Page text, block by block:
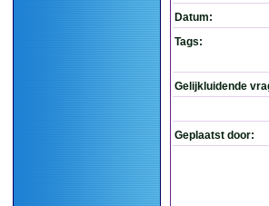
Datum:
Tags:
Gelijkluidende
Geplaatst door: